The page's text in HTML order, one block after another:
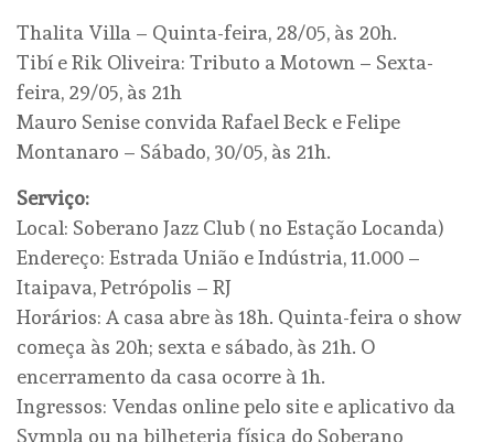
Thalita Villa – Quinta-feira, 28/05, às 20h.
Tibí e Rik Oliveira: Tributo a Motown – Sexta-
feira, 29/05, às 21h
Mauro Senise convida Rafael Beck e Felipe
Montanaro – Sábado, 30/05, às 21h.
Serviço:
Local: Soberano Jazz Club ( no Estação Locanda)
Endereço: Estrada União e Indústria, 11.000 –
Itaipava, Petrópolis – RJ
Horários: A casa abre às 18h. Quinta-feira o show
começa às 20h; sexta e sábado, às 21h. O
encerramento da casa ocorre à 1h.
Ingressos: Vendas online pelo site e aplicativo da
Sympla ou na bilheteria física do Soberano